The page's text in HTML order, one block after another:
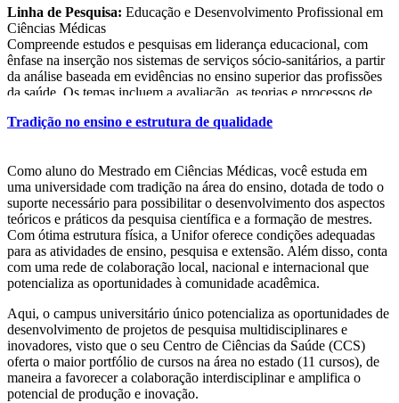
Linha de Pesquisa: Educação e Desenvolvimento Profissional em
Ciências Médicas
Compreende estudos e pesquisas em liderança educacional, com
ênfase na inserção nos sistemas de serviços sócio-sanitários, a partir
da análise baseada em evidências no ensino superior das profissões
da saúde. Os temas incluem a avaliação, as teorias e processos de
ensino em pequenos e grandes grupos; planejamento e avaliação
Tradição no ensino e estrutura de qualidade
Como aluno do Mestrado em Ciências Médicas, você estuda em
uma universidade com tradição na área do ensino, dotada de todo o
suporte necessário para possibilitar o desenvolvimento dos aspectos
teóricos e práticos da pesquisa científica e a formação de mestres.
Com ótima estrutura física, a Unifor oferece condições adequadas
para as atividades de ensino, pesquisa e extensão. Além disso, conta
com uma rede de colaboração local, nacional e internacional que
potencializa as oportunidades à comunidade acadêmica.
Aqui, o campus universitário único potencializa as oportunidades de
desenvolvimento de projetos de pesquisa multidisciplinares e
inovadores, visto que o seu Centro de Ciências da Saúde (CCS)
oferta o maior portfólio de cursos na área no estado (11 cursos), de
maneira a favorecer a colaboração interdisciplinar e amplifica o
potencial de produção e inovação.